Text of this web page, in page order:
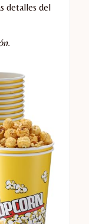
detalles del